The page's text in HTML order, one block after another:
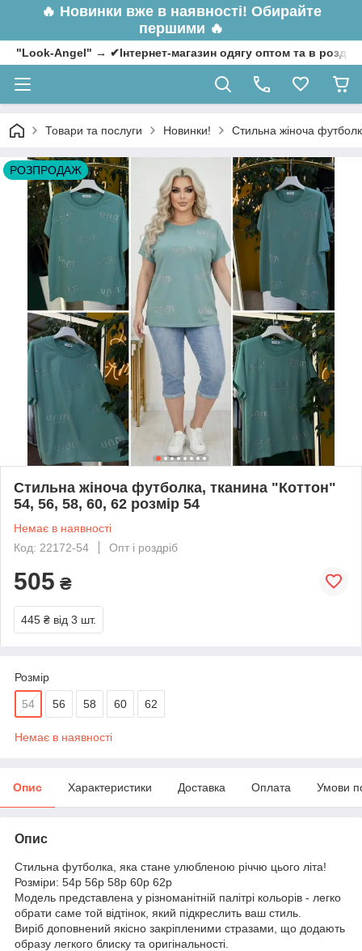
🔥 Новинки вже в наявності! Обирайте
першими 🔥
"Look-Angel" → ✔Інтернет-магазин одягу оптом та в
Товари та послуги Новинки! Стильна жіноча
РОЗПРОДАЖ
Стильна жіноча футболка, тканина "Коттон"
54, 56, 58, 60, 62 розмір 54
Немає в наявності
Код: 22172-54
Опт і роздріб
505 ₴
445 ₴ від 3 шт.
Розмір
54 56 58 60 62
Немає в наявності
Опис Характеристики Доставка Оплата Умови
Опис
Стильна футболка, яка стане улюбленою річчю цього літа!
Розміри: 54р 56р 58р 60р 62р
Модель представлена у різноманітній палітрі кольорів - легко
обрати саме той відтінок, який підкреслить ваш стиль.
Виріб доповнений якісно закріпленими стразами, що додають
образу легкого блиску та оригінальності.